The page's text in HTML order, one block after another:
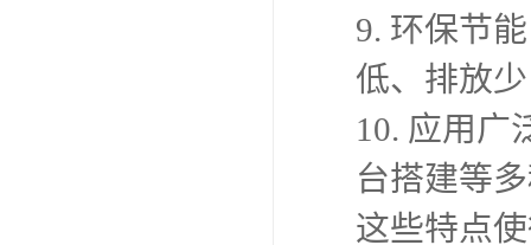
9. 环保节
低、排放
10. 应用广
台搭建等
这些特点